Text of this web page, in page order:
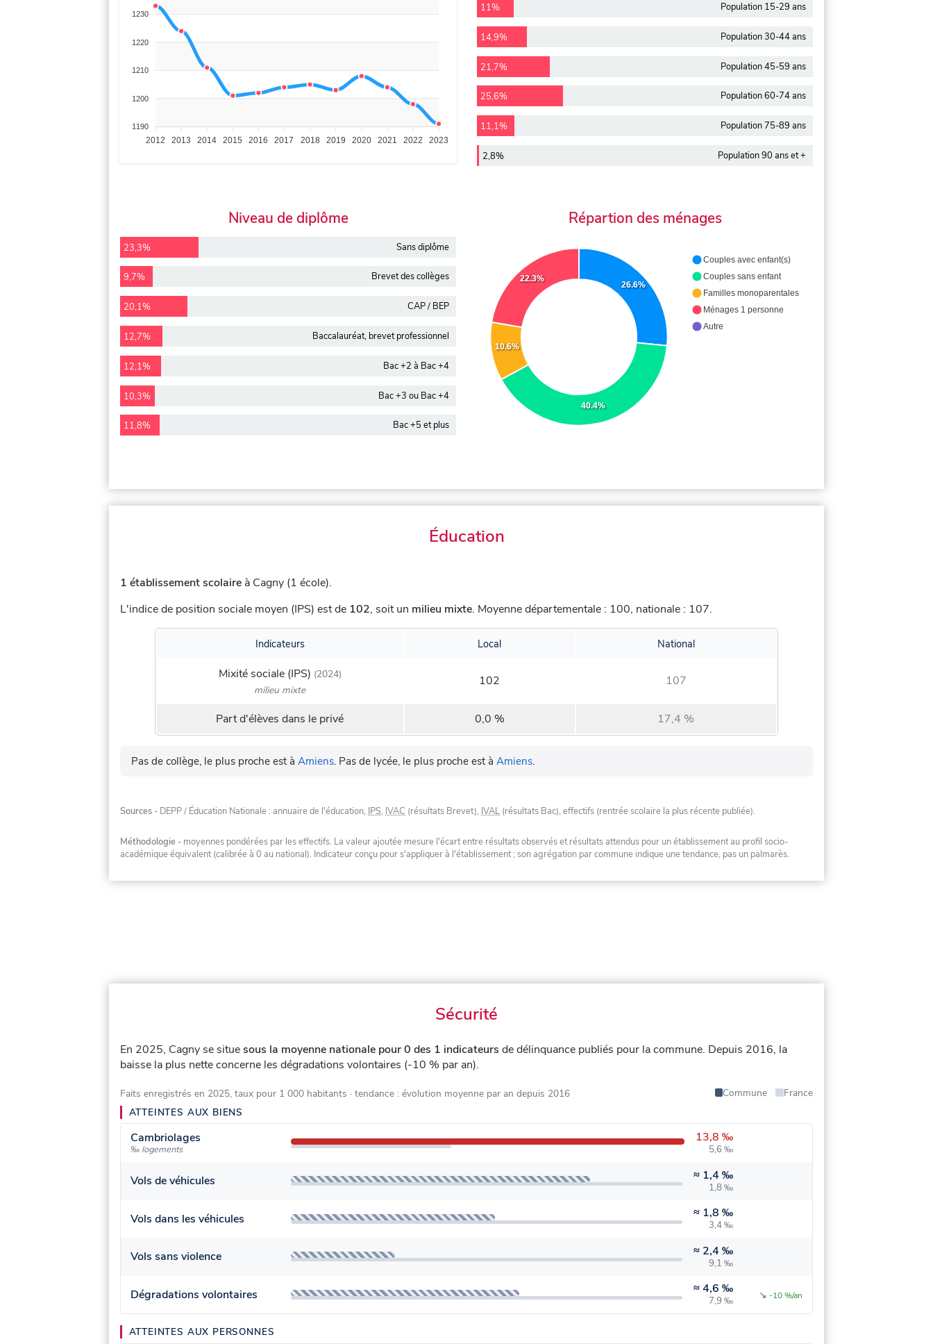
1230
1220
1210
1200
1190
2012 2013 2014 2015 2016 2017 2018 2019 2020 2021 2022 2023
11% Population 15-29 ans
14,9% Population 30-44 ans
21,7% Population 45-59 ans
25,6% Population 60-74 ans
11,1% Population 75-89 ans
2,8% Population 90 ans et +
Niveau de diplôme
23,3% Sans diplôme
9,7% Brevet des collèges
20,1% CAP / BEP
12,7% Baccalauréat, brevet professionnel
12,1% Bac +2 à Bac +4
10,3% Bac +3 ou Bac +4
11,8% Bac +5 et plus
Répartion des ménages
26.6%
40.4%
10.6%
22.3%
Couples avec enfant(s)
Couples sans enfant
Familles monoparentales
Ménages 1 personne
Autre
Éducation
1 établissement scolaire à Cagny (1 école).
L'indice de position sociale moyen (IPS) est de 102, soit un milieu mixte. Moyenne départementale : 100, nationale : 107.
Indicateurs Local National
Mixité sociale (IPS) (2024)
milieu mixte
102 107
Part d'élèves dans le privé 0,0 % 17,4 %
Pas de collège, le plus proche est à Amiens. Pas de lycée, le plus proche est à Amiens.
Sources - DEPP / Éducation Nationale : annuaire de l'éducation, IPS, IVAC (résultats Brevet), IVAL (résultats Bac), effectifs (rentrée scolaire la plus récente publiée).
Méthodologie - moyennes pondérées par les effectifs. La valeur ajoutée mesure l'écart entre résultats observés et résultats attendus pour un établissement au profil socio-
académique équivalent (calibrée à 0 au national). Indicateur conçu pour s'appliquer à l'établissement ; son agrégation par commune indique une tendance, pas un palmarès.
Sécurité
En 2025, Cagny se situesous la moyenne nationale pour 0 des 1 indicateurs de délinquance publiés pour la commune. Depuis 2016, la
baisse la plus nette concerne les dégradations volontaires (-10 % par an).
Faits enregistrés en 2025, taux pour 1 000 habitants · tendance : évolution moyenne par an depuis 2016 Commune
France
ATTEINTES AUX BIENS
Cambriolages
‰ logements
13,8 ‰
5,6 ‰
Vols de véhicules ≈ 1,4 ‰
1,8 ‰
Vols dans les véhicules ≈ 1,8 ‰
3,4 ‰
Vols sans violence ≈ 2,4 ‰
9,1 ‰
Dégradations volontaires ≈4,6 ‰
7,9 ‰ ↘ -10 %/an
ATTEINTES AUX PERSONNES